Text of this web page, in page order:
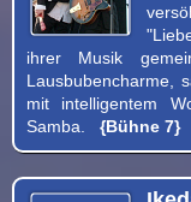
ihrer Musik
Lausbubencharme,
mit intelligentem
Samba. {Bühne 7}